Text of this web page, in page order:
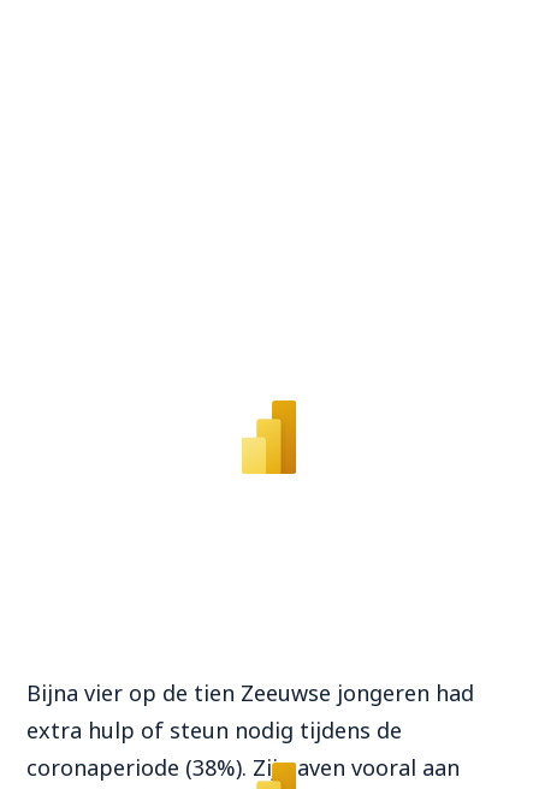
Bijna vier op de tien Zeeuwse jongeren had
extra hulp of steun nodig tijdens de
coronaperiode (38%). Zij gaven vooral aan